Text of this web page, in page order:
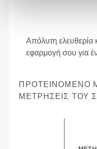
Απόλυτη ελευθερία
εφαρμογή σου για
ΠΡΟΤΕΙΝΌΜΕΝΟ
ΜΕΤΡΉΣΕΙΣ ΤΟΥ